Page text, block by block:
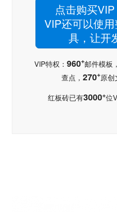
点击购买
VIP还可以使
具，让开
VIP特权： 960+邮件模板，
查点， 270+原创
红板砖已有3000+位